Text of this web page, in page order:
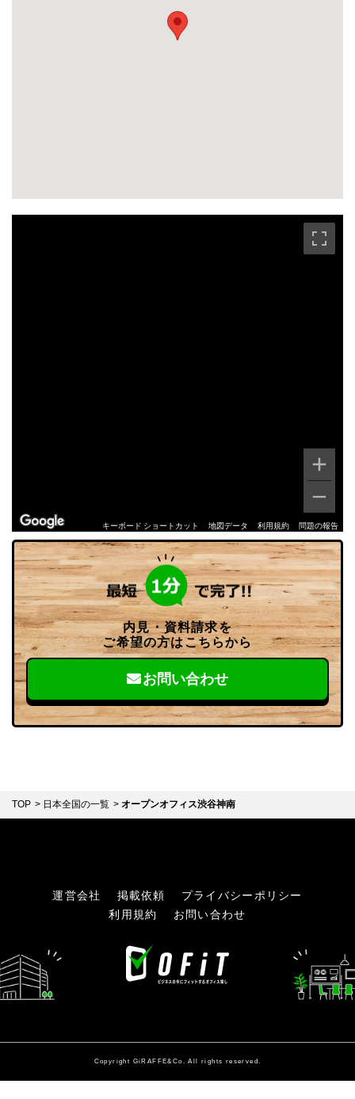
キーボード ショートカット 地図データ 利用規約 問題の報告
内見・資料請求を
ご希望の方はこちらから
お問い合わせ
TOP 日本全国の一覧 オープンオフィス渋谷神南
運営会社 掲載依頼
プライバシーポリシー
利用規約
お問い合わせ
Copyright GiRAFFE&Co. All rights reserved.